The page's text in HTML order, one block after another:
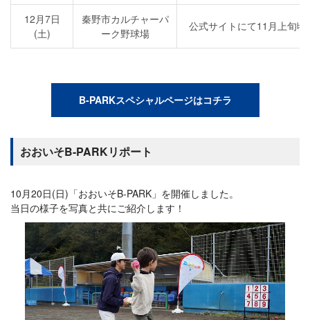
12月7日
(土)
秦野市カルチャーパ
ーク野球場
公式サイトにて11月上旬
B-PARKスペシャルページはコチラ
おおいそB-PARKリポート
10月20日(日)「おおいそB-PARK」を開催しました。
当日の様子を写真と共にご紹介します！